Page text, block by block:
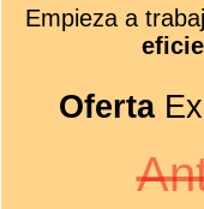
Empieza a
Oferta